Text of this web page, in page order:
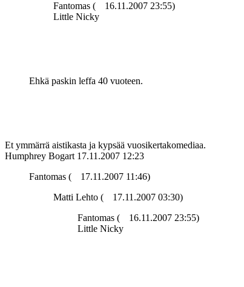
Fantomas (
16.11.2007 23:55)
Little Nicky
Ehkä paskin leffa 40 vuoteen.
Et ymmärrä aistikasta ja kypsää vuosikertakomediaa.
Humphrey Bogart 17.11.2007 12:23
Fantomas (
17.11.2007 11:46)
Matti Lehto (
17.11.2007 03:30)
Fantomas (
16.11.2007 23:55)
Little Nicky